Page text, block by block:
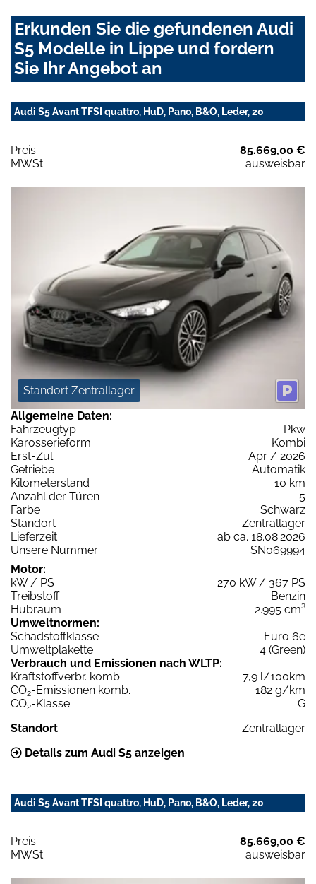
Erkunden Sie die gefundenen Audi
S5 Modelle in Lippe und fordern
Sie Ihr Angebot an
Audi S5 Avant TFSI quattro, HuD, Pano, B&O, Leder, 20
Preis:
85.669,00 €
MWSt:
ausweisbar
Standort Zentrallager
Allgemeine Daten:
Fahrzeugtyp
Pkw
Karosserieform
Kombi
Erst-Zul.
Apr / 2026
Getriebe
Automatik
Kilometerstand
10 km
Anzahl der Türen
5
Farbe
Schwarz
Standort
Zentrallager
Lieferzeit
ab ca. 18.08.2026
Unsere Nummer
SN069994
Motor:
kW / PS
270 kW / 367 PS
Treibstoff
Benzin
Hubraum
2.995 cm³
Umweltnormen:
Schadstoffklasse
Euro 6e
Umweltplakette
4 (Green)
Verbrauch und Emissionen nach WLTP:
Kraftstoffverbr. komb.
7,9 l/100km
CO2-Emissionen komb.
182 g/km
CO2-Klasse
G
Standort
Zentrallager
Details zum Audi S5 anzeigen
Audi S5 Avant TFSI quattro, HuD, Pano, B&O, Leder, 20
Preis:
85.669,00 €
MWSt:
ausweisbar